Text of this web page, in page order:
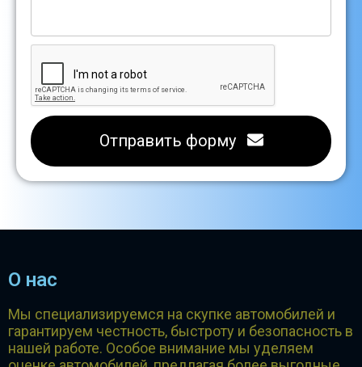
Отправить форму
О нас
Мы специализируемся на скупке автомобилей и
гарантируем честность, быстроту и безопасность в
нашей работе. Особое внимание мы уделяем